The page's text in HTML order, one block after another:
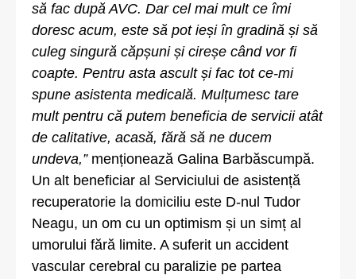
să fac după AVC. Dar cel mai mult ce îmi
doresc acum, este să pot ieși în gradină și să
culeg singură căpșuni și cireșe când vor fi
coapte. Pentru asta ascult și fac tot ce-mi
spune asistenta medicală. Mulțumesc tare
mult pentru că putem beneficia de servicii atât
de calitative, acasă, fără să ne ducem
undeva,”menționează Galina Barbăscumpă.
Un alt beneficiar al Serviciului de asistență
recuperatorie la domiciliu este D-nul Tudor
Neagu, un om cu un optimism și un simț al
umorului fără limite. A suferit un accident
vascular cerebral cu paralizie pe partea